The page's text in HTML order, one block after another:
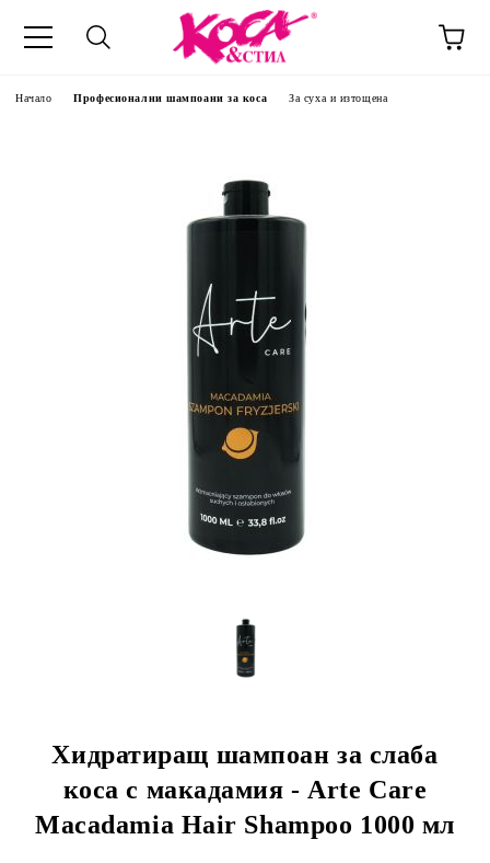
Начало Професионални шампоани за коса За суха и изтощена
Хидратиращ шампоан за слаба
коса с макадамия - Arte Care
Macadamia Hair Shampoo 1000 мл